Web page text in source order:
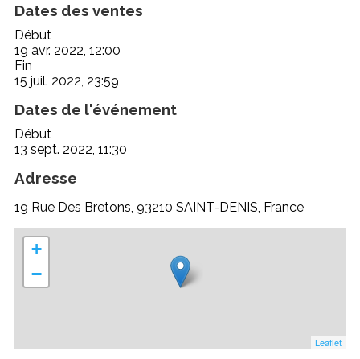
Dates des ventes
Début
19 avr. 2022, 12:00
Fin
15 juil. 2022, 23:59
Dates de l'événement
Début
13 sept. 2022, 11:30
Adresse
19 Rue Des Bretons, 93210 SAINT-DENIS, France
+
−
Leaflet